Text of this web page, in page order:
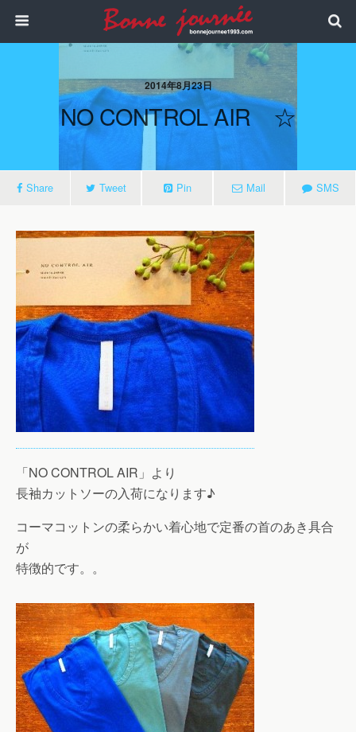
2014年8月23日
NO CONTROL AIR ☆
Share Tweet Pin Mail SMS
「NO CONTROL AIR」より
長袖カットソーの入荷になります♪
コーマコットンの柔らかい着心地で定番の首のあき具合
が
特徴的です。。